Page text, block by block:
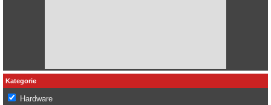
Kategorie
Hardware